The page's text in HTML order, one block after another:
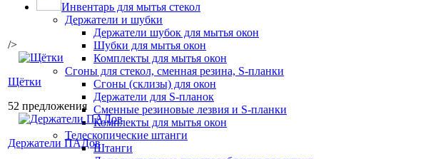
Инвентарь для мытья стекол
Держатели и шубки
Держатели шубок для мытья окон
Шубки для мытья окон
Комплекты для мытья окон
Сгоны для стекол, сменная резина, S-планки
Сгоны (склизы) для окон
Держатели для S-планок
Сменные резиновые лезвия и S-планки
Комплекты для мытья окон
Телескопические штанги
Штанги
/>
Щётки
52 предложения
Держатели ПАДов